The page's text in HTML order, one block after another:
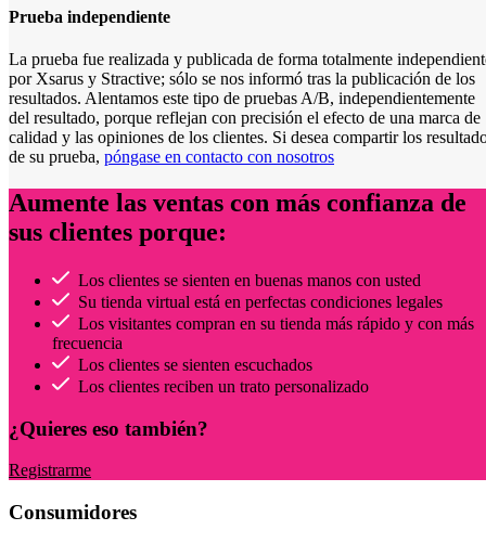
Prueba independiente
La prueba fue realizada y publicada de forma totalmente
por Xsarus y Stractive; sólo se nos informó tras la publicación de los
resultados. Alentamos este tipo de pruebas A/B, independientemente
del resultado, porque reflejan con precisión el efecto de una marca de
calidad y las opiniones de los clientes. Si desea compartir los
de su prueba, póngase en contacto con nosotros
Aumente las ventas con más confianza de
sus clientes porque:
Los clientes se sienten en buenas manos con usted
Su tienda virtual está en perfectas condiciones legales
Los visitantes compran en su tienda más rápido y con más
frecuencia
Los clientes se sienten escuchados
Los clientes reciben un trato personalizado
¿Quieres eso también?
Registrarme
Consumidores